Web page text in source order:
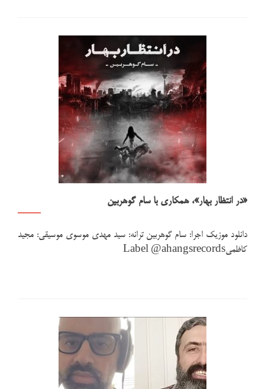
«در انتظار بهار»، همکاری با سام گوهربین
دانلود موزیک اجرا: سام گوهربین ترانه: سید مهدی موسوی موسیقی: مجید
کاظمیLabel @ahangsrecords